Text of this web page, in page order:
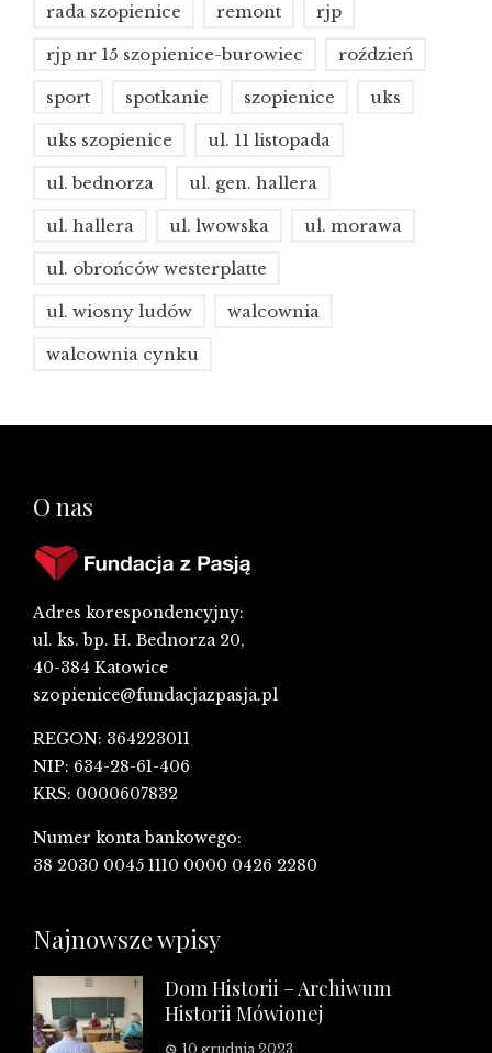
rada szopienice remont rjp
rjp nr 15 szopienice-burowiec roździeń
sport spotkanie szopienice uks
uks szopienice ul. 11 listopada
ul. bednorza ul. gen. hallera
ul. hallera ul. lwowska ul. morawa
ul. obrońców westerplatte
ul. wiosny ludów walcownia
walcownia cynku
O nas
Adres korespondencyjny:
ul. ks. bp. H. Bednorza 20,
40-384 Katowice
szopienice@fundacjazpasja.pl
REGON: 364223011
NIP: 634-28-61-406
KRS: 0000607832
Numer konta bankowego:
38 2030 0045 1110 0000 0426 2280
Najnowsze wpisy
Dom Historii – Archiwum
Historii Mówionej
10 grudnia 2023